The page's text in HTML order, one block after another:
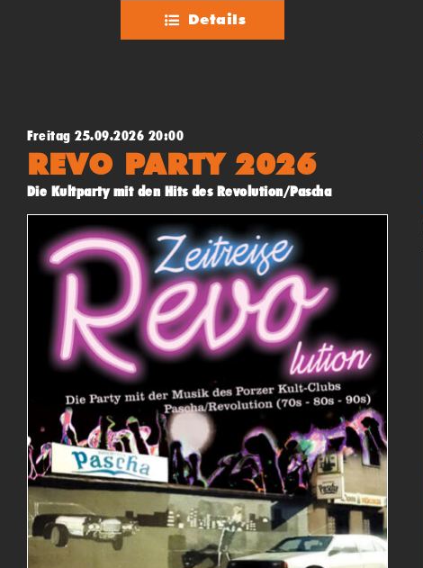
Details
Freitag 25.09.2026 20:00
REVO PARTY 2026
Die Kultparty mit den Hits des Revolution/Pascha